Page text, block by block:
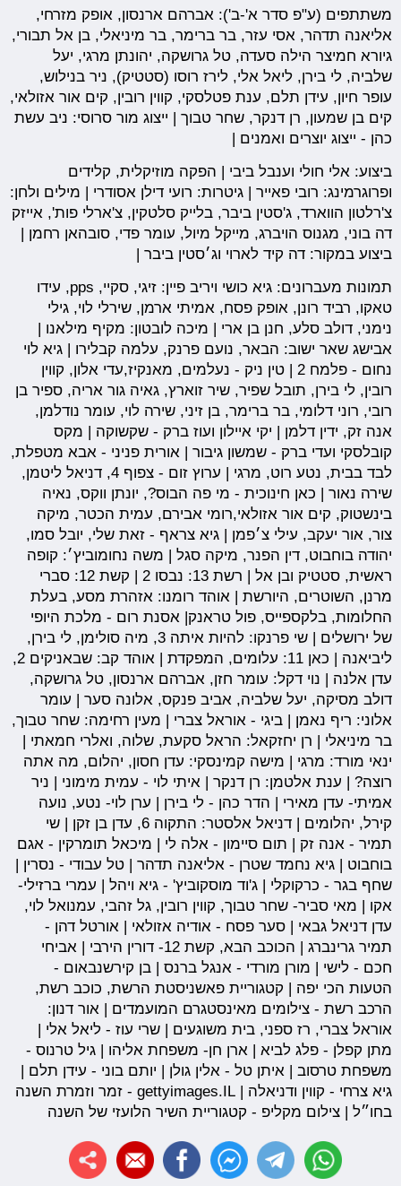
משתתפים (ע"פ סדר א'-ב'): אברהם ארנסון, אופק מזרחי,
אליאנה תדהר, אסי עזר, בר ברימר, בר מיניאלי, בן אל תבורי,
גיורא חמיצר הילה סעדה, טל גרושקה, יהונתן מרגי, יעל
שלביה, לי בירן, ליאל אלי, לירז רוסו (סטטיק), ניר בנילוש,
עופר חיון, עידן תלם, ענת פטלסקי, קווין רובין, קים אור אזולאי,
קים בן שמעון, רן דנקר, שחר טבוך | ייצוג מור סרוסי: ניב עשת
כהן - ייצוג יוצרים ואמנים |
ביצוע: אלי חולי וענבל ביבי | הפקה מוזיקלית, קלידים
ופרוגרמינג: רובי פאייר | גיטרות: רועי דילן אסודרי | מילים ולחן:
צ'רלטון הווארד, ג'סטין ביבר, בלייק סלטקין, צ'ארלי פות', אייזק
דה בוני, מגנוס הויברג, מייקל מיול, עומר פדי, סובהאן רחמן |
ביצוע במקור: דה קיד לארוי וג׳סטין ביבר |
תמונות מעברונים: גיא כושי ויריב פיין: זיגי, סקיי, pps, עידו
טאקו, רביד רונן, אופק פסח, אמיתי ארמן, שירלי לוי, גילי
נימני, דולב סלע, חנן בן ארי | מיכה לובטון: מקיף מילאנו |
אבישג שאר ישוב: הבאר, נועם פרנק, עלמה קבלירו | גיא לוי
נחום - פלמח 2 | טין ניק - נעלמים, מאנקיז,עדי אלון, קווין
רובין, לי בירן, תובל שפיר, שיר זוארץ, גאיה גור אריה, ספיר בן
רובי, רוני דלומי, בר ברימר, בן זיני, שירה לוי, עומר נודלמן,
אנה זק, ידין דלמן | יקי איילון ועוז ברק - שקשוקה | מקס
קובלסקי ועדי ברק - שמשון גיבור | אורית פניני - אבא מטפלת,
לבד בבית, נטע רוט, מרגי | ערוץ זום - צפוף 4, דניאל ליטמן,
שירה נאור | כאן חינוכית - מי פה הבוס?, יונתן ווקס, נאיה
בינשטוק, קים אור אזולאי,רומי אבירם, עמית הכטר, מיקה
צור, אור יעקב, עילי צ׳פמן | גיא צראף - זאת שלי, יובל סמו,
יהודה בוחבוט, דין הפנר, מיקה סגל | משה נחומוביץ׳: קופה
ראשית, סטטיק ובן אל | רשת 13: נבסו 2 | קשת 12: סברי
מרנן, השוטרים, היורשת | אוהד רומנו: אזהרת מסע, בעלת
החלומות, בלקספייס, פול טראנק| אסנת רום - מלכת היופי
של ירושלים | שי פרנקו: להיות איתה 3, מיה סולימן, לי בירן,
ליביאנה | כאן 11: עלומים, המפקדת | אוהד קב: שבאניקים 2,
עדן אלנה | נוי דקל: עומר חזן, אברהם ארנסון, טל גרושקה,
דולב מסיקה, יעל שלביה, אביב פנקס, אלונה סער | עומר
אלוני: ריף נאמן | ביגי - אוראל צברי | מעין רחימה: שחר טבוך,
בר מיניאלי | רן יחזקאל: הראל סקעת, שלוה, ואלרי חמאתי |
ינאי מורד: מרגי | מישה קמינסקי: עדן חסון, יהלום, מה אתה
רוצה? | ענת אלטמן: רן דנקר | איתי לוי - עמית מימוני | ניר
אמיתי- עדן מאירי | הדר כהן - לי בירן | ערן לוי- נטע, נועה
קירל, יהלומים | דניאל אלסטר: התקוה 6, עדן בן זקן | שי
תמיר - אנה זק | תום סיימון - אלה לי | מיכאל תומרקין - אגם
בוחבוט | גיא נחמד שטרן - אליאנה תדהר | טל עבודי - נסרין |
שחף בגר - כרקוקלי | ג'וד מוסקוביץ' - גיא ויהל | עמרי ברזילי-
אקו | מאי סביר- שחר טבוך, קווין רובין, גל זהבי, עמנואל לוי,
עדן דניאל גבאי | סער פסח - אודיה אזולאי | אורטל דהן -
תמיר גרינברג | הכוכב הבא, קשת 12- דורין הירבי | אביחי
חכם - לישי | מורן מורדי - אנגל ברנס | בן קירשנבאום -
הטעות הכי יפה | קטגוריית פאשניסטת הרשת, כוכב רשת,
הרכב רשת - צילומים מאינסטגרם המועמדים | אור דנון:
אוראל צברי, רז ספני, בית משוגעים | שרי עוז - ליאל אלי |
מתן קפלן - פלג לביא | ארן חן- משפחת אליהו | גיל טרנוס -
משפחת טרסוב | איתן טל - אלין גולן | יותם בוני - עידן תלם |
גיא צרחי - קווין ודניאלה | gettyimages.IL - זמר וזמרת השנה
בחו״ל | צילום מקליפ - קטגוריית השיר הלועזי של השנה